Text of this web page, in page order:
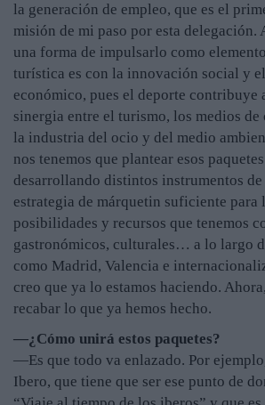
la generación de empleo, que es el
misión de mi paso por esta delegación.
una forma de impulsarlo como
turística es con la innovación social y
económico, pues el deporte contribuye
sinergia entre el turismo, los medios
la industria del ocio y del medio
nos tenemos que plantear esos
desarrollando distintos instrumentos
estrategia de márquetin suficiente para
posibilidades y recursos que tenemos
gastronómicos, culturales… a lo largo
como Madrid, Valencia e
creo que ya lo estamos haciendo.
recabar lo que ya hemos hecho.
—¿Cómo unirá estos paquetes?
—Es que todo va enlazado. Por
Ibero, que tiene que ser ese punto de